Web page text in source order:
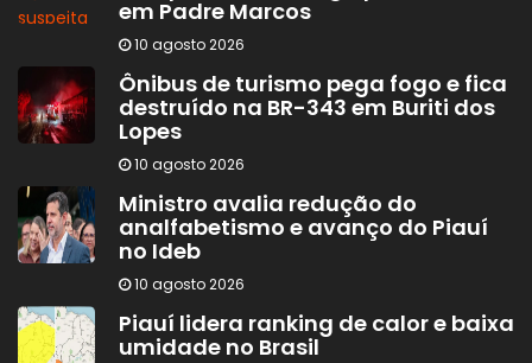
em Padre Marcos
10 agosto 2026
Ônibus de turismo pega fogo e fica
destruído na BR-343 em Buriti dos
Lopes
10 agosto 2026
Ministro avalia redução do
analfabetismo e avanço do Piauí
no Ideb
10 agosto 2026
Piauí lidera ranking de calor e baixa
umidade no Brasil